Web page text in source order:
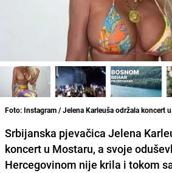
Foto: Instagram / Jelena Karleuša održala koncert
Srbijanska pjevačica Jelena
koncert u Mostaru, a svoje
Hercegovinom nije krila i tokom